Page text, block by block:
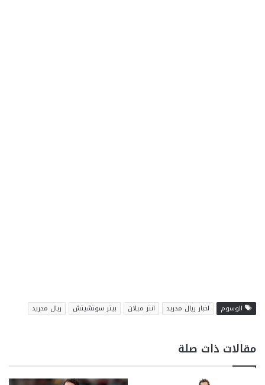
الوسوم اخبار ريال مدريد انتر ميلان بيتر سوتشيتش ريال مدريد
مقالات ذات صلة